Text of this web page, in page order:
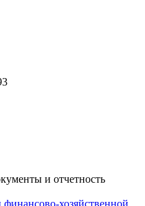
и отчетность
хозяйственной